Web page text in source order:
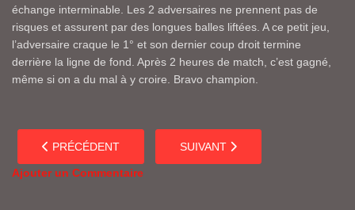
échange interminable. Les 2 adversaires ne prennent pas de
risques et assurent par des longues balles liftées. A ce petit jeu,
l’adversaire craque le 1° et son dernier coup droit termine
derrière la ligne de fond. Après 2 heures de match, c’est gagné,
même si on a du mal à y croire. Bravo champion.
ARTICLE PRÉCÉDENT : BRAVO CHILDERIC!!
PRÉCÉDENT ARTICLE SUIVANT : BRAVO LES
SUIVANT
Ajouter un Commentaire